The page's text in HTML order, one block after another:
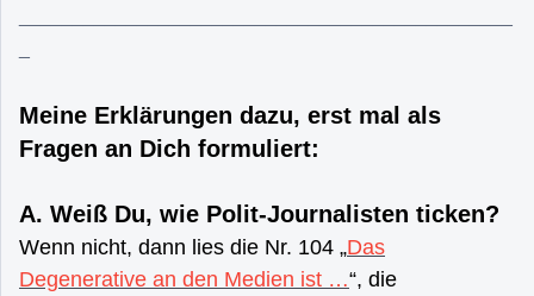
Meine Erklärungen dazu, erst mal als
Fragen an Dich formuliert:
A. Weiß Du, wie Polit-Journalisten ticken?
Wenn nicht, dann lies die Nr. 104 „Das
Degenerative an den Medien ist …“, die